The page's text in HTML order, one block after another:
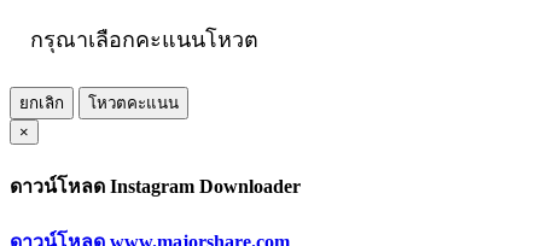
กรุณาเลือกคะแนนโหวต
ยกเลิก
โหวตคะแนน
×
ดาวน์โหลด Instagram Downloader
ดาวน์โหลด www.majorshare.com